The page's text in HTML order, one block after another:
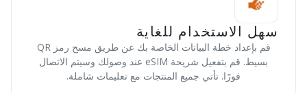
سهل الاستخدام للغاية
قم بإعداد خطة البيانات الخاصة بك عن طريق مسح رمز QR
بسيط. قم بتفعيل شريحة eSIM عند وصولك وسيتم الاتصال
فورًا. تأتي جميع المنتجات مع تعليمات شاملة.